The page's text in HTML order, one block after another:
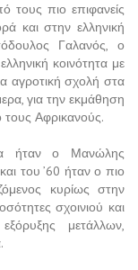
τους πιο επιφανείς
και στην ελληνική
Γαλανός, ο
κοινότητα με
αγροτική σχολή στα
για την εκμάθηση
Αφρικανούς.
ήταν ο Μανώλης
του ’60 ήταν ο πιο
κυρίως στην
σχοινιού και
μετάλλων,